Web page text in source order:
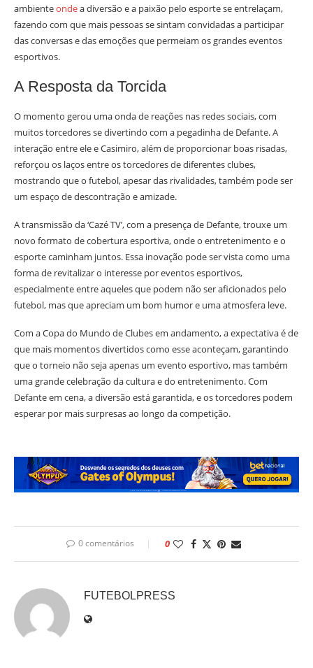
ambienteondea diversão e a paixão pelo esporte se entrelaçam,
fazendo com que mais pessoas se sintam convidadas a participar
das conversas e das emoções que permeiam os grandes eventos
esportivos.
A Resposta da Torcida
O momento gerou uma onda de reações nas redes sociais, com
muitos torcedores se divertindo com a pegadinha de Defante. A
interação entre ele e Casimiro, além de proporcionar boas risadas,
reforçou os laços entre os torcedores de diferentes clubes,
mostrando que o futebol, apesar das rivalidades, também pode ser
um espaço de descontração e amizade.
A transmissão da ‘Cazé TV’, com a presença de Defante, trouxe um
novo formato de cobertura esportiva, onde o entretenimento e o
esporte caminham juntos. Essa inovação pode ser vista como uma
forma de revitalizar o interesse por eventos esportivos,
especialmente entre aqueles que podem não ser aficionados pelo
futebol, mas que apreciam um bom humor e uma atmosfera leve.
Com a Copa do Mundo de Clubes em andamento, a expectativa é de
que mais momentos divertidos como esse aconteçam, garantindo
que o torneio não seja apenas um evento esportivo, mas também
uma grande celebração da cultura e do entretenimento. Com
Defante em cena, a diversão está garantida, e os torcedores podem
esperar por mais surpresas ao longo da competição.
0 comentários 0
FUTEBOLPRESS